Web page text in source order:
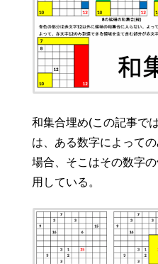
和集合埋め(この記事で
は、ある数字によって
場合、そこはその数字
用している。